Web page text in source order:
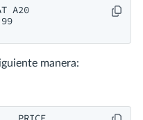
A20
manera: